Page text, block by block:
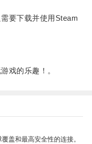
要下载并使用Steam
戏的乐趣！。
盖和最高安全性的连接。